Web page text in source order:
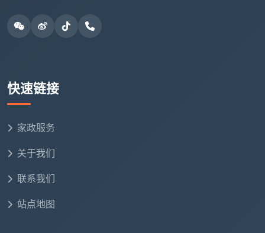
二次污染。所以首段就反复强调——先开荒，再
装定制，是最不“返工”的顺序。把这个节点卡准，
吗”的答案是否定的，而选择随缘找人或自助开荒，通常
快速链接
家政服务
关于我们
联系我们
站点地图